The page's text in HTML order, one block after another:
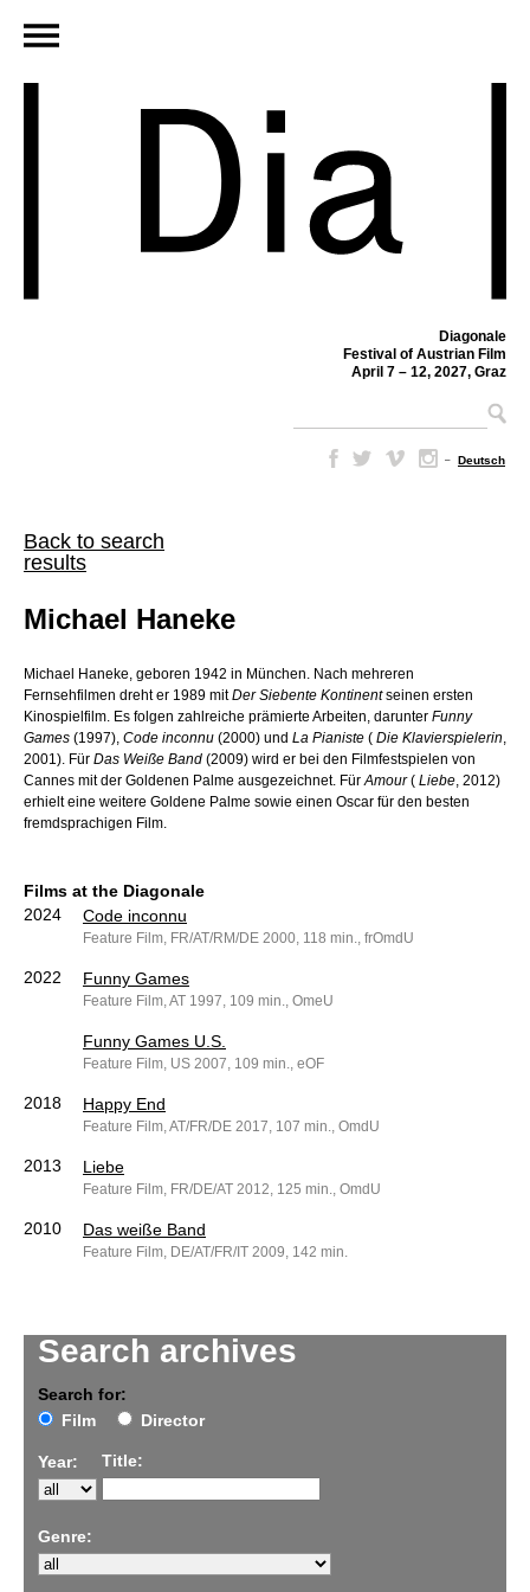
Diagonale
Festival of Austrian Film
April 7 – 12, 2027, Graz
– Deutsch
Back to search
results
Search archives
Search for:
Film
Director
Year: Title:
Genre:
Michael Haneke
Michael Haneke, geboren 1942 in München. Nach mehreren
Fernsehfilmen dreht er 1989 mitDer Siebente Kontinentseinen ersten
Kinospielfilm. Es folgen zahlreiche prämierte Arbeiten, darunter Funny
Games (1997), Code inconnu (2000) und La Pianiste ( Die Klavierspielerin,
2001). Für Das Weiße Band (2009) wird er bei den Filmfestspielen von
Cannes mit der Goldenen Palme ausgezeichnet. FürAmour( Liebe, 2012)
erhielt eine weitere Goldene Palme sowie einen Oscar für den besten
fremdsprachigen Film.
Films at the Diagonale
2024
Code inconnu
Feature Film, FR/AT/RM/DE 2000, 118 min., frOmdU
2022 Funny Games
Feature Film, AT 1997, 109 min., OmeU
Funny Games U.S.
Feature Film, US 2007, 109 min., eOF
2018 Happy End
Feature Film, AT/FR/DE 2017, 107 min., OmdU
2013 Liebe
Feature Film, FR/DE/AT 2012, 125 min., OmdU
2010 Das weiße Band
Feature Film, DE/AT/FR/IT 2009, 142 min.